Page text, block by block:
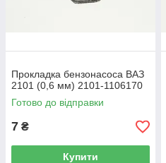
Прокладка бензонасоса ВАЗ
2101 (0,6 мм) 2101-1106170
Готово до відправки
7 ₴
Купити